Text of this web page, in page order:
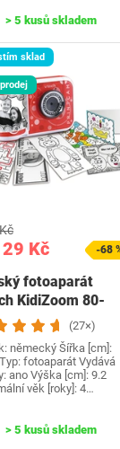
> 5 kusů skladem
sklad
Kč -68
fotoaparát
KidiZoom 80-
(27×)
německý Šířka [cm]:
fotoaparát Vydává
ano Výška [cm]: 9.2
věk [roky]: 4…
> 5 kusů skladem